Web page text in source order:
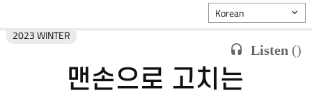
Listen ()
2023 WINTER
Korean
맨손으로 고치는